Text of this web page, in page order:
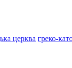
церква греко-